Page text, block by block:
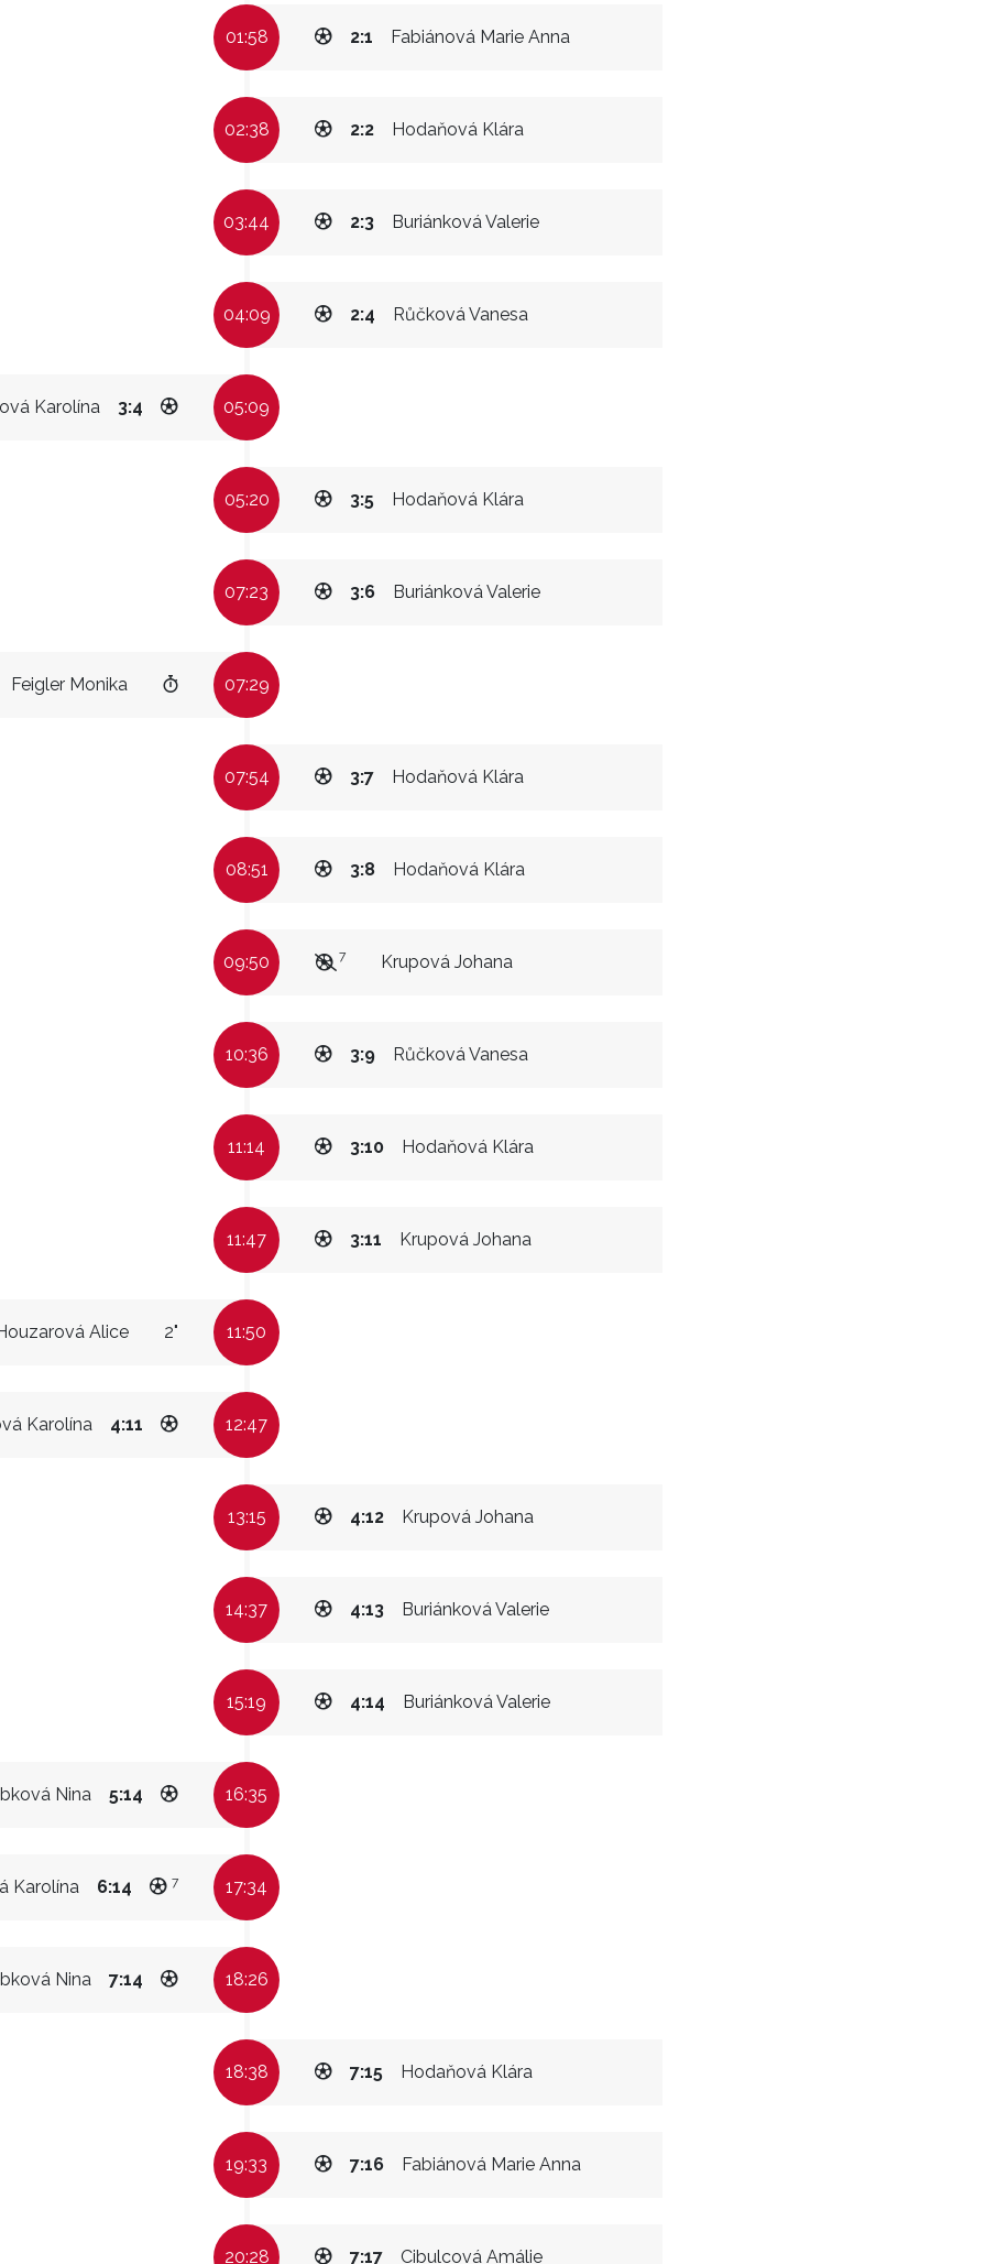
01:58 Fabiánová Marie Anna
2:1
02:38 Hodaňová Klára
2:2
03:44 Buriánková Valerie
2:3
04:09 Růčková Vanesa
2:4
Karolína 3:4 05:09
05:20 Hodaňová Klára
3:5
07:23 Buriánková Valerie
3:6
Feigler Monika 07:29
07:54 Hodaňová Klára
3:7
08:51 Hodaňová Klára
3:8
09:50 Krupová Johana
7
10:36 Růčková Vanesa
3:9
11:14 Hodaňová Klára
3:10
11:47 Krupová Johana
3:11
Alice 2" 11:50
Karolína 4:11 12:47
13:15 Krupová Johana
4:12
14:37 Buriánková Valerie
4:13
15:19 Buriánková Valerie
4:14
Nina 5:14 16:35
Karolína 6:14 7 17:34
Nina 7:14 18:26
18:38 Hodaňová Klára
7:15
19:33 Fabiánová Marie Anna
7:16
20:28 Cibulcová Amálie
7:17